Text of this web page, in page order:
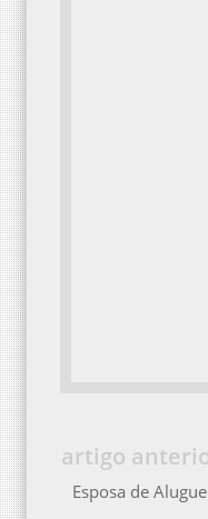
artigo
Esposa de